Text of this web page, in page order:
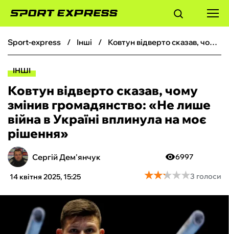
ФУТБОЛ
БОКС
ХОКЕЙ
ТЕНІС
КІБЕРСПОРТ
ЧС-2026
sport-express інші Ковтун відверто сказав, чому змінив громадянство: «‎Не лише війна в Україні вплинула на моє рішення»
ІНШІ
Ковтун відверто сказав, чому
змінив громадянство: «‎Не лише
війна в Україні вплинула на моє
рішення»
Сергій Дем'янчук
14 квітня 2025, 15:25
6997
★★★★★
★★★★★3 голоси